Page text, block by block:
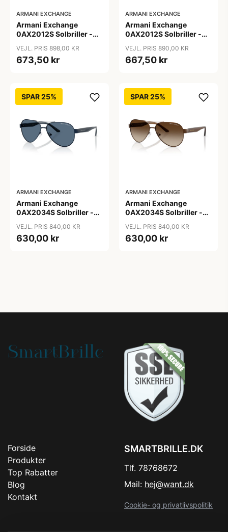
ARMANI EXCHANGE
Armani Exchange
0AX2012S Solbriller -
VEJL. PRIS 898,00 KR
673,50 kr
ARMANI EXCHANGE
Armani Exchange
0AX2012S Solbriller -
VEJL. PRIS 890,00 KR
667,50 kr
SPAR 25%
ARMANI EXCHANGE
Armani Exchange
0AX2034S Solbriller -
VEJL. PRIS 840,00 KR
630,00 kr
SPAR 25%
ARMANI EXCHANGE
Armani Exchange
0AX2034S Solbriller -
VEJL. PRIS 840,00 KR
630,00 kr
Forside
Produkter
Top Rabatter
Blog
Kontakt
SMARTBRILLE.DK
Tlf. 78768672
Mail: hej@want.dk
Cookie- og privatlivspolitik